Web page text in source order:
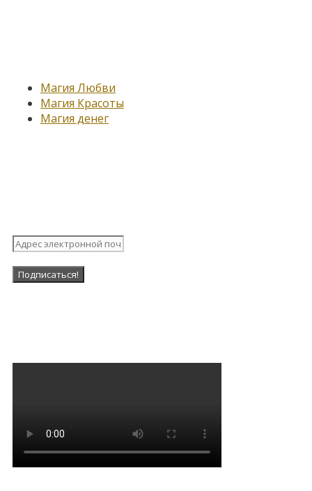
Магия Любви
Магия Красоты
Магия денег